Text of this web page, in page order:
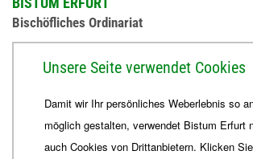
Bischöfliches Ordinariat
+49 361 6572-444
ordinariat Bistum-Erfurt.de
Unsere Seite verwendet Cookies
Damit wir Ihr persönliches Weberlebnis so
möglich gestalten, verwendet Bistum Erfurt
auch Cookies von Drittanbietern. Klicken